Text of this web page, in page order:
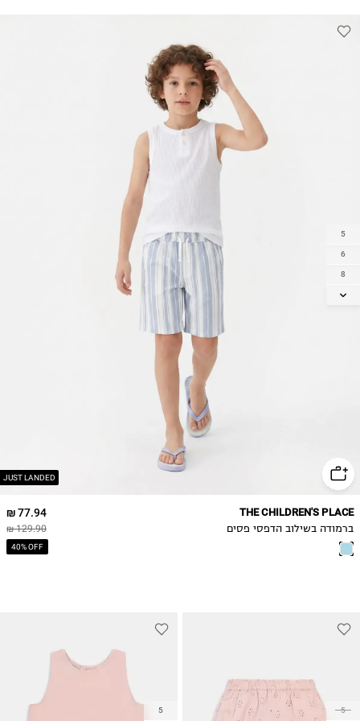
JUST LANDED
5
6
8
10
77.94 ₪
129.90 ₪
40% OFF
THE CHILDREN'S PLACE
ברמודה בשילוב הדפסי פסים
5
5